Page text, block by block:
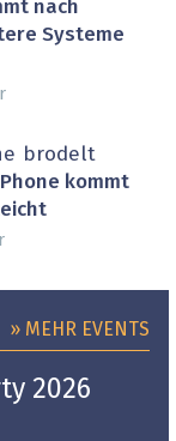
nach
Systeme
brodelt
kommt
» MEHR EVENTS
2026